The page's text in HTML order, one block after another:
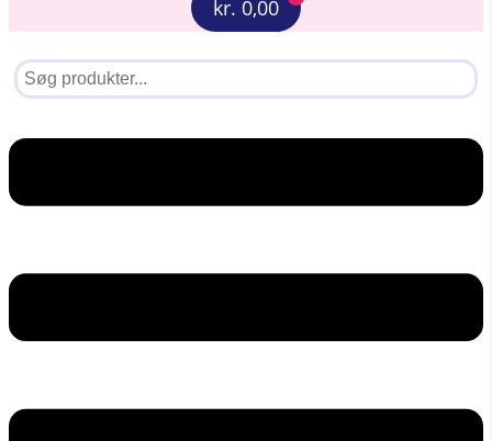
kr. 0,00